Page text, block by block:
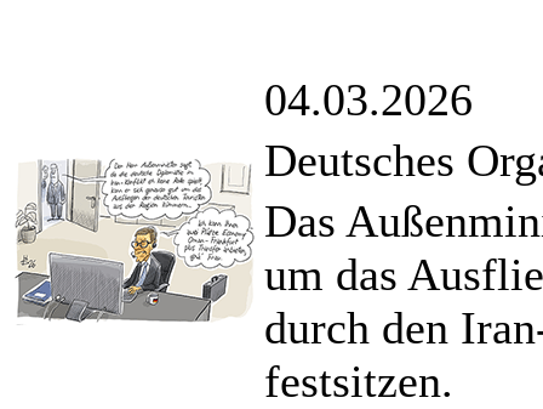
04.03.2026
Deutsches
Das
um das
durch den
festsitzen.